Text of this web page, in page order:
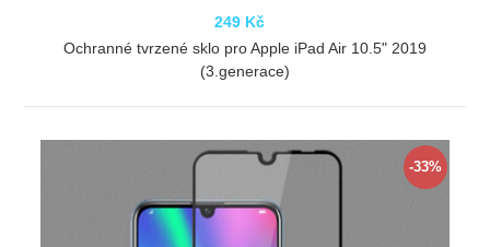
249 Kč
ZOBRAZIT
Ochranné tvrzené sklo pro Apple iPad Air 10.5" 2019
(3.generace)
-33%